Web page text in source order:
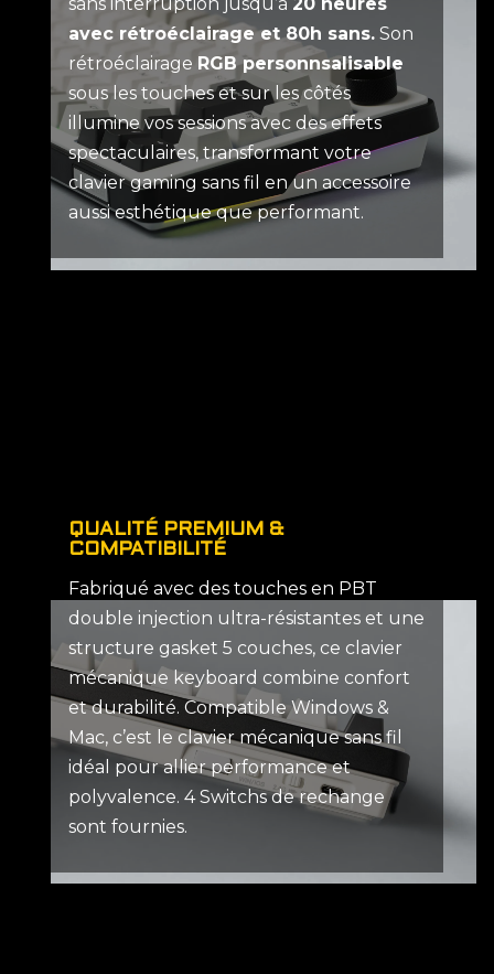
avec rétroéclairage et 80h sans. Son
rétroéclairage RGB personnsalisable
sous les touches et sur les côtés
illumine vos sessions avec des effets
spectaculaires, transformant votre
clavier gaming sans fil en un accessoire
aussi esthétique que performant.
QUALITÉ PREMIUM &
COMPATIBILITÉ
Fabriqué avec des touches en PBT
double injection ultra-résistantes et une
structure gasket 5 couches, ce clavier
mécanique keyboard combine confort
et durabilité. Compatible Windows &
Mac, c’est le clavier mécanique sans fil
idéal pour allier performance et
polyvalence. 4 Switchs de rechange
sont fournies.